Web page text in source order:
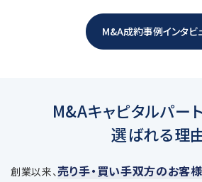
M&A成約事例インタビ
M&Aキャピタルパー
選ばれる理
創業以来、 売り手・買い手双方のお客